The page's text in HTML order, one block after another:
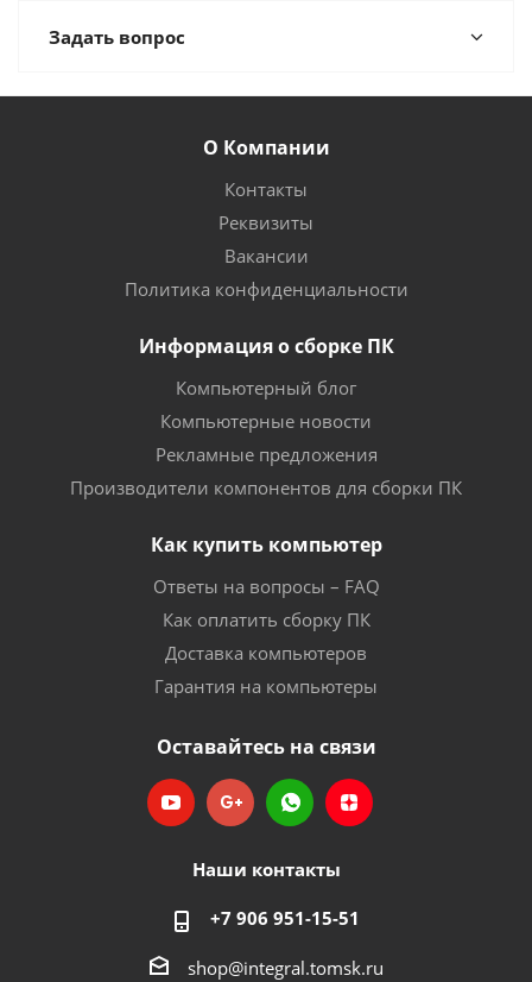
Задать вопрос
О Компании
Контакты
Реквизиты
Вакансии
Политика конфиденциальности
Информация о сборке ПК
Компьютерный блог
Компьютерные новости
Рекламные предложения
Производители компонентов для сборки ПК
Как купить компьютер
Ответы на вопросы – FAQ
Как оплатить сборку ПК
Доставка компьютеров
Гарантия на компьютеры
Оставайтесь на связи
Наши контакты
+7 906 951-15-51
shop@integral.tomsk.ru